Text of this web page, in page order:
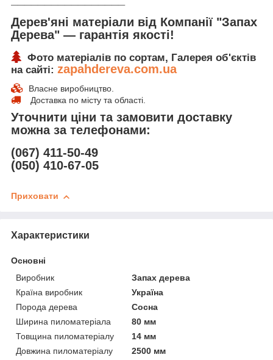
Дерев'яні матеріали від Компанії "Запах
Дерева" ― гарантія якості!
Фото матеріалів по сортам, Галерея об'єктів
на сайті: zapahdereva.com.ua
Власне виробництво.
Доставка по місту та області.
Уточнити ціни та замовити доставку
можна за телефонами:
(067) 411-50-49
(050) 410-67-05
Приховати
Характеристики
Основні
Виробник
Запах дерева
Країна виробник
Україна
Порода дерева
Сосна
Ширина пиломатеріала
80 мм
Товщина пиломатеріалу
14 мм
Довжина пиломатеріалу
2500 мм